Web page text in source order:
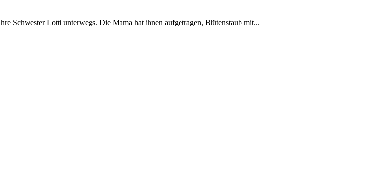
Schwester Lotti unterwegs. Die Mama hat ihnen aufgetragen, Blütenstaub mit...